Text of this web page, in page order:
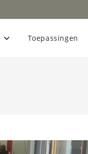
Toepassingen